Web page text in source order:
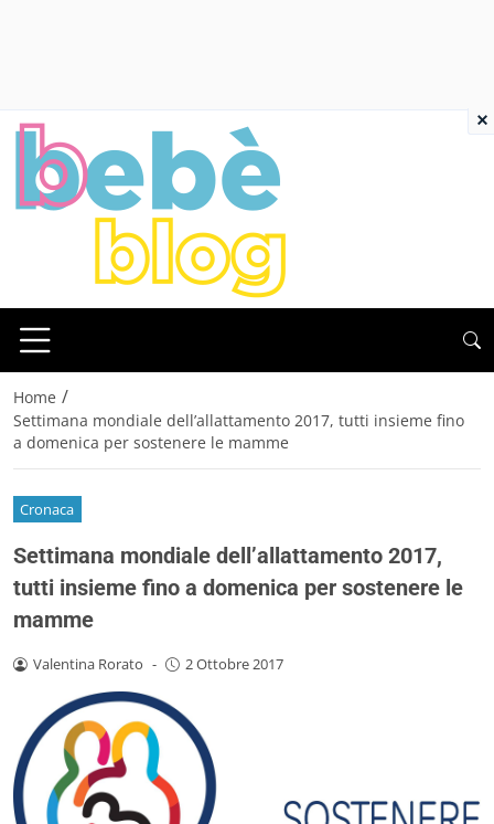
Home /
Settimana mondiale dell’allattamento 2017, tutti insieme fino
a domenica per sostenere le mamme
Cronaca
Settimana mondiale dell’allattamento 2017,
tutti insieme fino a domenica per sostenere le
mamme
Valentina Rorato - 2 Ottobre 2017
×